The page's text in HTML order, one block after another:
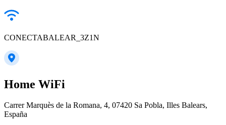
CONECTABALEAR_3Z1N
Home WiFi
Carrer Marquès de la Romana, 4, 07420 Sa Pobla, Illes Balears,
España